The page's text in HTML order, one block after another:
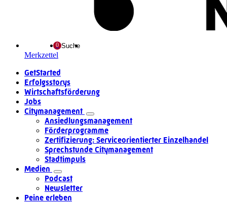
Merkzettel
Suche
GetStarted
Erfolgsstorys
Wirtschaftsförderung
Jobs
Citymanagement
Ansiedlungsmanagement
Förderprogramme
Zertifizierung: Serviceorientierter Einzelhandel
Sprechstunde Citymanagement
Stadtimpuls
Medien
Podcast
Newsletter
Peine erleben